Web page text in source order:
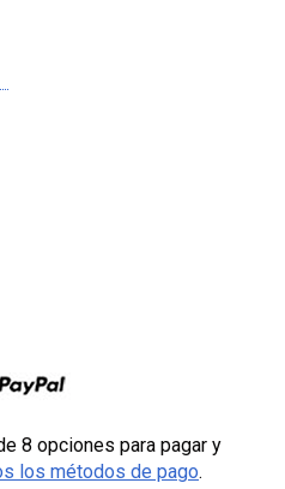
8 opciones para pagar y
los métodos de pago.